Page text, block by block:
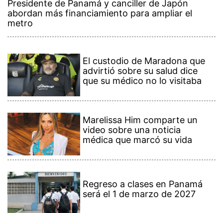
Presidente de Panamá y canciller de Japón
abordan más financiamiento para ampliar el
metro
El custodio de Maradona que
advirtió sobre su salud dice
que su médico no lo visitaba
Marelissa Him comparte un
video sobre una noticia
médica que marcó su vida
Regreso a clases en Panamá
será el 1 de marzo de 2027